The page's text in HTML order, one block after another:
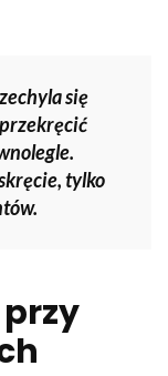
się
tylko
przy